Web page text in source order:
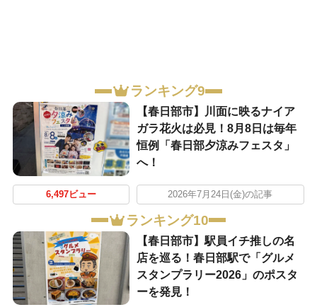
ランキング9
【春日部市】川面に映るナイア
ガラ花火は必見！8月8日は毎年
恒例「春日部夕涼みフェスタ」
へ！
6,497ビュー 2026年7月24日(金)の記事
ランキング10
【春日部市】駅員イチ推しの名
店を巡る！春日部駅で「グルメ
スタンプラリー2026」のポスタ
ーを発見！